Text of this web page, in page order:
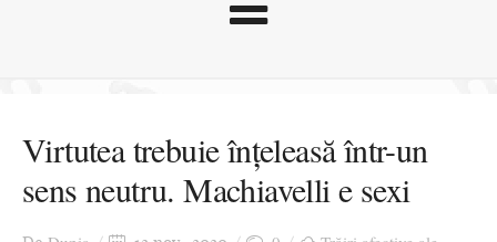
Stari afective
Zice Dunia
Călătorii
Cursuri povestite
Virtutea trebuie înțeleasă într-un
sens neutru. Machiavelli e sexi